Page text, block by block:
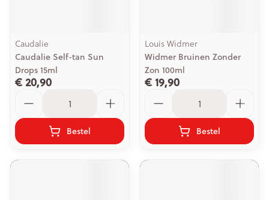
Caudalie
Caudalie Self-tan Sun
Drops 15ml
€ 20,90
Bestel
Louis Widmer
Widmer Bruinen Zonder
Zon 100ml
€ 19,90
Bestel